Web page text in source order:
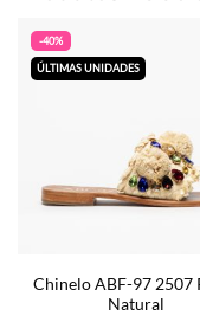
-40%
ÚLTIMAS UNIDADES
Chinelo ABF-97 2507
Natural